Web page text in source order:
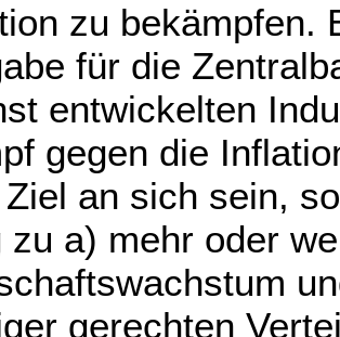
zu bekämpfen.
für die
entwickelten
gegen die
an sich sein,
zu a) mehr oder
gerechten